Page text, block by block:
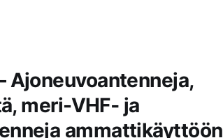
Ajoneuvoantenneja,
meri-VHF‑ ja
ammattikäyttöön